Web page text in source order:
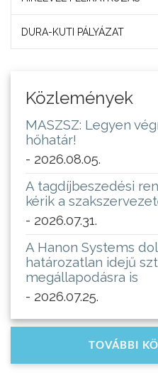
DURA-KUTI PÁLYÁZAT
Közlemények
MASZSZ: Legyen
hőhatár!
- 2026.08.05.
A tagdíjbeszedési
kérik a
- 2026.07.31.
A Hanon Systems
határozatlan idejű
megállapodásra is
- 2026.07.25.
TOVÁBBI